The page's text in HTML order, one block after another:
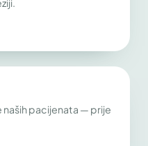
pacijenata — prije